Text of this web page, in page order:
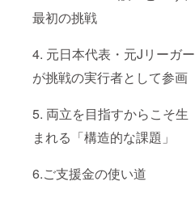
最初の挑戦
4. 元日本代表・元Jリーガー
が挑戦の実行者として参画
5. 両立を目指すからこそ生
まれる「構造的な課題」
6.ご支援金の使い道